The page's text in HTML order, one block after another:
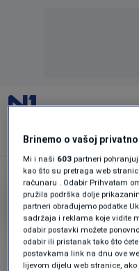
NAJNOVIJE VIJESTI
EKONOMIJA I
Strateški
i ko je
REGIJA|11.
Brinemo o vašoj
Mi i naši 603 partneri
kao što su pretraga web
računaru . Odabir Prihvatam
pružila podrška dolje
partneri obrađujemo podatke
sadržaja i reklama koje vidite
odabir postavki možete
odabir ili pristanak tako što
postavkama link na dnu ove
lijevom dijelu web stranice,